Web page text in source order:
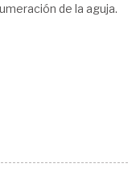
de la aguja.